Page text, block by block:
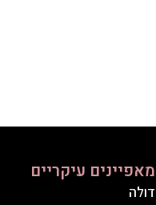
מאפיינים עיקריים
דולה